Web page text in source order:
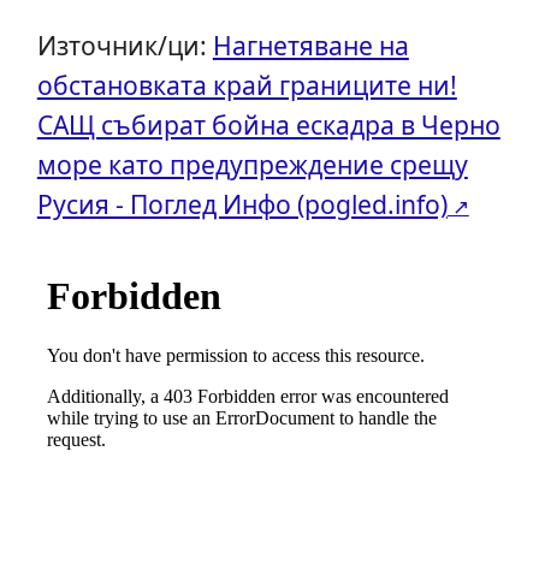
Източник/ци: Нагнетяване на
обстановката край границите ни!
САЩ събират бойна ескадра в Черно
море като предупреждение срещу
Русия - Поглед Инфо (pogled.info)